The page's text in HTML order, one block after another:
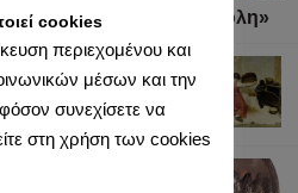
Διδακτική
7μ.μ., Σέρρες
βιογράφος,
Πόλη»
cookies
περιεχομένου και
μέσων και την
συνεχίσετε να
στη χρήση των cookies